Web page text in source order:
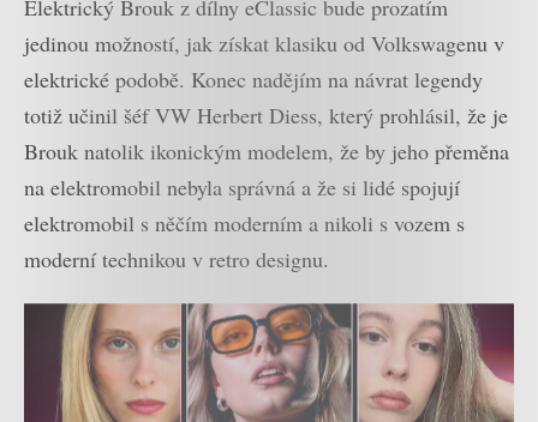
Elektrický Brouk z dílny eClassic bude prozatím
jedinou možností, jak získat klasiku od Volkswagenu v
elektrické podobě. Konec nadějím na návrat legendy
totiž učinil šéf VW Herbert Diess, který prohlásil, že je
Brouk natolik ikonickým modelem, že by jeho přeměna
na elektromobil nebyla správná a že si lidé spojují
elektromobil s něčím moderním a nikoli s vozem s
moderní technikou v retro designu.